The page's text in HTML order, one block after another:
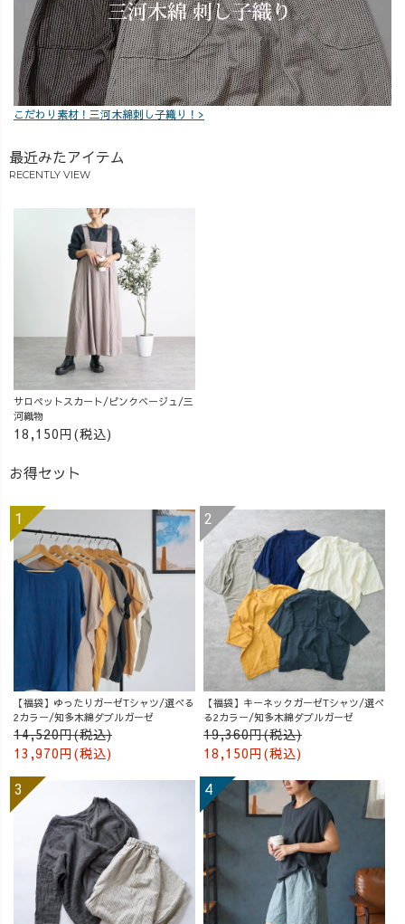
ペットスカート
#サロペットコー
デ #誕生日プレ
ゼント #たんぷ
れ #7歳女の子 #
お誕生日おめで
ママコーデ #ワ
ーママの日常 #4
人目妊娠 #柿渋
#サロペットスカ
ート #妊婦コー
こだわり素材！三河木綿刺し子織り！>
最近みたアイテム
RECENTLY VIEW
サロペットスカート/ピンクベージュ/三
河織物
18,150円(税込)
お得セット
【福袋】ゆったりガーゼTシャツ/選べる
2カラー/知多木綿ダブルガーゼ
14,520円(税込)
13,970円(税込)
【福袋】キーネックガーゼTシャツ/選べ
る2カラー/知多木綿ダブルガーゼ
19,360円(税込)
18,150円(税込)